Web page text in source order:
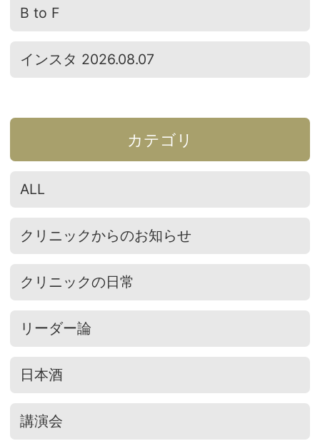
B to F
インスタ 2026.08.07
カテゴリ
ALL
クリニックからのお知らせ
クリニックの日常
リーダー論
日本酒
講演会